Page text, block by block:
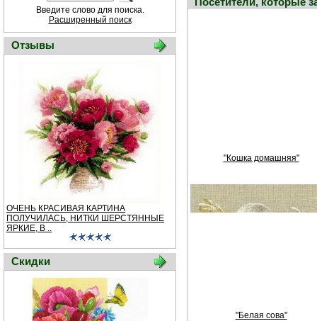
Введите слово для поиска.
Расширенный поиск
Отзывы
ОЧЕНЬ КРАСИВАЯ КАРТИНА
ПОЛУЧИЛАСЬ, НИТКИ ШЕРСТЯННЫЕ
ЯРКИЕ, В ..
Скидки
"Кошка домашняя"
"Белая сова"